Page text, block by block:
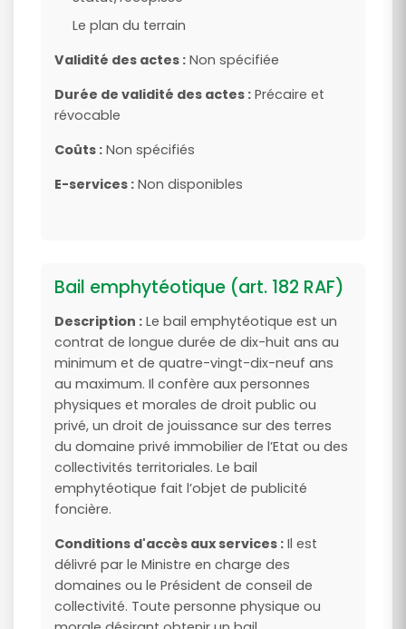
Le plan du terrain
Validité des actes : Non spécifiée
Durée de validité des actes : Précaire et
révocable
Coûts : Non spécifiés
E-services : Non disponibles
Bail emphytéotique (art. 182 RAF)
Description : Le bail emphytéotique est un
contrat de longue durée de dix-huit ans au
minimum et de quatre-vingt-dix-neuf ans
au maximum. Il confère aux personnes
physiques et morales de droit public ou
privé, un droit de jouissance sur des terres
du domaine privé immobilier de l’Etat ou des
collectivités territoriales. Le bail
emphytéotique fait l’objet de publicité
foncière.
Conditions d'accès aux services : Il est
délivré par le Ministre en charge des
domaines ou le Président de conseil de
collectivité. Toute personne physique ou